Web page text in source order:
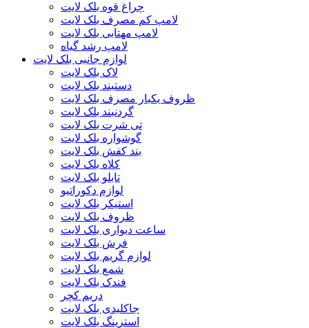
چراغ قوه بلک لایت
لامپ کم مصرف بلک لایت
لامپ مهتابی بلک لایت
لامپ رشد گیاه
لوازم جانبی بلک لایت
لاک بلک لایت
دستبند بلک لایت
ظروف یکبار مصرف بلک لایت
گردنبند بلک لایت
تی شرت بلک لایت
گوشواره بلک لایت
بند کفش بلک لایت
کلاه بلک لایت
تابلو بلک لایت
لوازم دکوراتیو
استیکر بلک لایت
ظروف بلک لایت
ساعت دیواری بلک لایت
فرش بلک لایت
لوازم گریم بلک لایت
شمع بلک لایت
فندک بلک لایت
دریم کچر
جاکلیدی بلک لایت
استرینگ بلک لایت